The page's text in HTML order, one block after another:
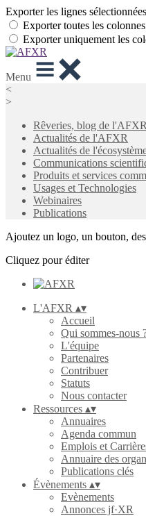
Exporter les lignes sélectionnées
Exporter toutes les colonnes
Exporter uniquement les
Menu
<
>
Rêveries, blog de l'AFXR
Actualités de l'AFXR
Actualités de
Communications
Produits et services
Usages et Technologies
Webinaires
Publications
Ajoutez un logo, un bouton,
Cliquez pour éditer
L'AFXR ▴▾
Accueil
Qui sommes-nous
L'équipe
Partenaires
Contribuer
Statuts
Nous contacter
Ressources ▴▾
Annuaires
Agenda commun
Emplois et
Annuaire des
Publications clés
Évènements ▴▾
Evènements
Annonces jf·XR